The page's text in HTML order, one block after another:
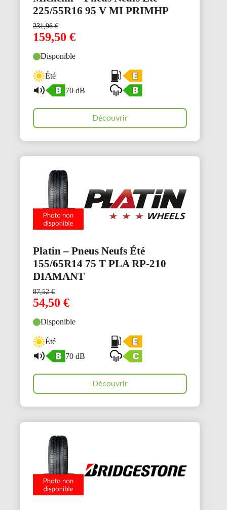
225/55R16 95 V MI PRIMHP
231,96€
159,50 €
Disponible
Été
70 dB
Découvrir
Platin – Pneus Neufs Été
155/65R14 75 T PLA RP-210
DIAMANT
87,52€
54,50 €
Disponible
Été
70 dB
Découvrir